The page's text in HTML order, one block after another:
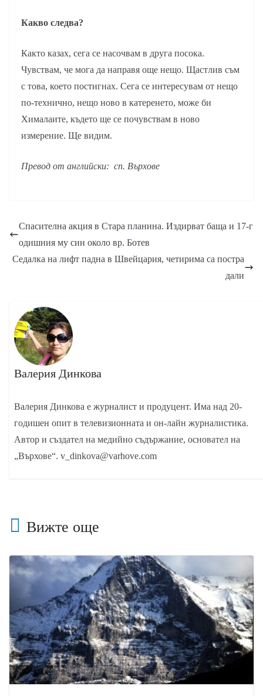
Какво следва?
Както казах, сега се насочвам в друга посока.
Чувствам, че мога да направя още нещо. Щастлив съм
с това, което постигнах. Сега се интересувам от нещо
по-технично, нещо ново в катеренето, може би
Хималаите, където ще се почувствам в ново
измерение. Ще видим.
Превод от английски: сп. Върхове
Спасителна акция в Стара планина. Издирват баща и 17-г
одишния му син около вр. Ботев
Седалка на лифт падна в Швейцария, четирима са постра
дали
Валерия Динкова
Валерия Динкова е журналист и продуцент. Има над 20-
годишен опит в телевизионната и он-лайн журналистика.
Автор и създател на медийно съдържание, основател на
„Върхове“. v_dinkova@varhove.com
Вижте още